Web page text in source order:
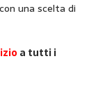
una scelta di
a tutti i